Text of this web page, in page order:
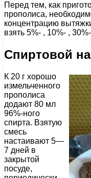
Перед тем, как
прополиса,
концентрацию
взять 5%- , 10%- ,
Спиртовой
К 20 г хорошо
измельченного
прополиса
додают 80 мл
96%-ного
спирта. Взятую
смесь
настаивают 5—
7 дней в
закрытой
посуде,